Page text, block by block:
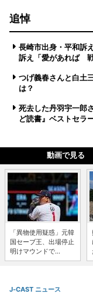
追悼
長崎市出身・平和訴
訴え「愛があれば 戦
つげ義春さんと白土
は？
死去した丹羽宇一郎
ど読書』ベストセラ
動画で見る
「異物使用疑惑」元韓
国セーブ王、出場停止
明けマウンドで...
J-CAST ニュース